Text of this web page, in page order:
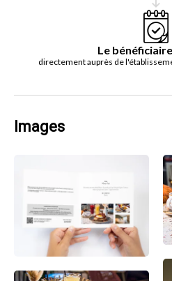
Le
directement auprès de
Images